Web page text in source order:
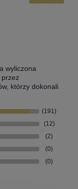
wyliczona
którzy dokonali
(191)
(12)
(2)
(0)
(0)